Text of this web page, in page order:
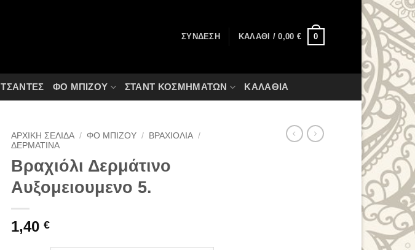
ΣΎΝΔΕΣΗ ΚΑΛΆΘΙ /0,00 € 0
ΤΣΆΝΤΕΣ ΦΟ ΜΠΙΖΟΎ ΣΤΑΝΤ ΚΟΣΜΗΜΆΤΩΝ ΚΑΛΆΘΙΑ
ΑΡΧΙΚΉ ΣΕΛΊΔΑ / ΦΟ ΜΠΙΖΟΎ / ΒΡΑΧΙΌΛΙΑ /
ΔΕΡΜΆΤΙΝΑ
Βραχιόλι Δερμάτινο
Αυξομειουμενο 5.
1,40 €